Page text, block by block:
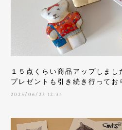
１５点くらい商品アップしま
プレゼントも引き続き行ってお
2025/06/23 12:34